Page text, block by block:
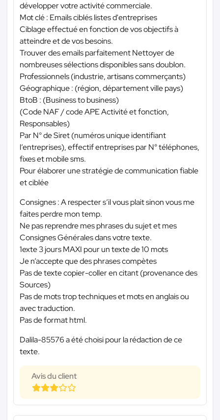
développer votre activité commerciale.
Mot clé : Emails ciblés listes d'entreprises
Ciblage effectué en fonction de vos objectifs à
atteindre et de vos besoins.
Trouver des emails parfaitement Nettoyer de
nombreuses sélections disponibles sans doublon.
Professionnels (industrie, artisans commerçants)
Géographique : (région, département ville pays)
BtoB : (Business to business)
(Code NAF / code APE Activité et fonction,
Responsables)
Par N° de Siret (numéros unique identifiant
l’entreprises), effectif entreprises par N° téléphones,
fixes et mobile sms.
Pour élaborer une stratégie de communication fiable
et ciblée
Consignes : A respecter s’il vous plait sinon vous me
faites perdre mon temp.
Ne pas reprendre mes phrases du sujet et mes
Consignes Générales dans votre texte.
1exte 3 jours MAXI pour un texte de 10 mots
Je n’accepte que des phrases compètes
Pas de texte copier-coller en citant (provenance des
Sources)
Pas de mots trop techniques et mots en anglais ou
avec traduction.
Pas de format html.
Dalila-85576 a été choisi pour la rédaction de ce
texte.
Avis du client